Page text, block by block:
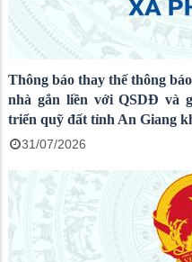
Thông báo thay thế thông
nhà gắn liền với QSDĐ và
triển quỹ đất tỉnh An Giang
31/07/2026